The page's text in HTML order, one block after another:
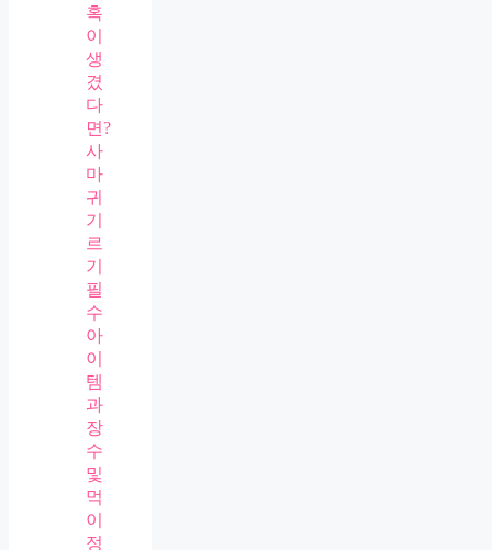
혹
이
생
겼
다
면?
사
마
귀
기
르
기
필
수
아
이
템
과
장
수
및
먹
이
정